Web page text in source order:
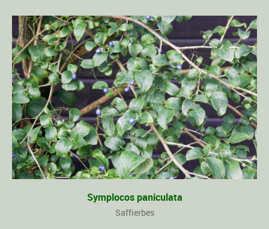
Symplocos paniculata
Saffierbes